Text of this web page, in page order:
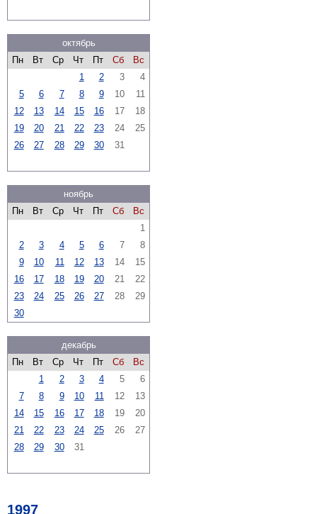
октябрь
Пн
Вт Ср Чт Пт Сб
Вс
1
2 3
4
5
6 7 8 9 10
11
12
13 14 15 16 17
18
19
20 21 22 23 24
25
26
27 28 29 30 31
ноябрь
Пн
Вт Ср Чт Пт Сб
Вс
1
2
3 4 5 6 7
8
9
10 11 12 13 14
15
16
17 18 19 20 21
22
23
24 25 26 27 28
29
30
декабрь
Пн
Вт Ср Чт Пт Сб
Вс
1
2 3 4 5
6
7
8 9 10 11 12
13
14
15 16 17 18 19
20
21
22 23 24 25 26
27
28
29 30 31
1997